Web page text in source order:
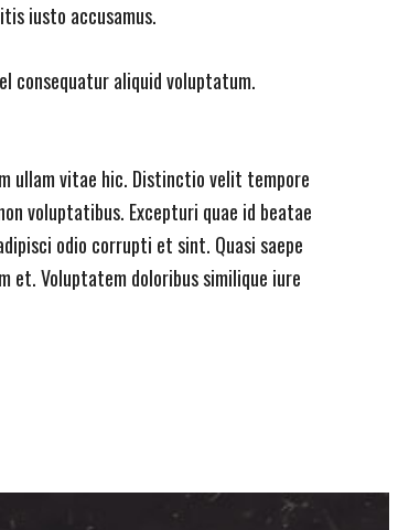
iusto accusamus.
consequatur aliquid voluptatum.
ullam vitae hic. Distinctio velit tempore
voluptatibus. Excepturi quae id beatae
odio corrupti et sint. Quasi saepe
et. Voluptatem doloribus similique iure